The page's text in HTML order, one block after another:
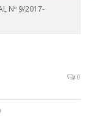
Nº 9/2017-
0